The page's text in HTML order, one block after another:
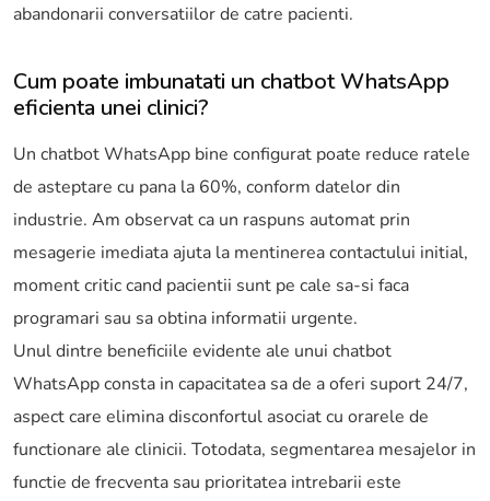
abandonarii conversatiilor de catre pacienti.
Cum poate imbunatati un chatbot WhatsApp
eficienta unei clinici?
Un chatbot WhatsApp bine configurat poate reduce ratele
de asteptare cu pana la 60%, conform datelor din
industrie. Am observat ca un raspuns automat prin
mesagerie imediata ajuta la mentinerea contactului initial,
moment critic cand pacientii sunt pe cale sa-si faca
programari sau sa obtina informatii urgente.
Unul dintre beneficiile evidente ale unui chatbot
WhatsApp consta in capacitatea sa de a oferi suport 24/7,
aspect care elimina disconfortul asociat cu orarele de
functionare ale clinicii. Totodata, segmentarea mesajelor in
functie de frecventa sau prioritatea intrebarii este